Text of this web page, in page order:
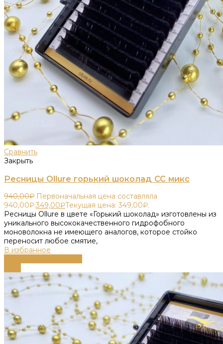
Сравнить
Закрыть
Ресницы Ollure горький шоколад CC микс
940,00₽ Первоначальная цена составляла
940,00₽.349,00₽Текущая цена: 349,00₽.
Ресницы Ollure в цвете «Горький шоколад» изготовлены из
уникального высококачественного гидрофобного
моноволокна не имеющего аналогов, которое стойко
переносит любое смятие,
В избранное